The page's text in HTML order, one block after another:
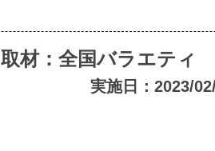
取材：全国バラエティ
実施日：2023/